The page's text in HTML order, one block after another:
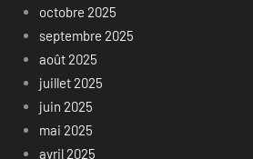
octobre 2025
septembre 2025
août 2025
juillet 2025
juin 2025
mai 2025
avril 2025